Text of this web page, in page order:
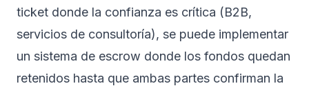
ticket donde la confianza es crítica (B2B,
servicios de consultoría), se puede implementar
un sistema de escrow donde los fondos quedan
retenidos hasta que ambas partes confirman la